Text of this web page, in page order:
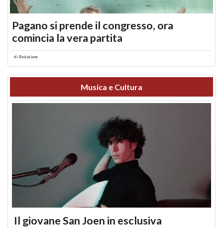
Pagano si prende il congresso, ora
comincia la vera partita
di Redazione
Musica e Cultura
Il giovane San Joen in esclusiva